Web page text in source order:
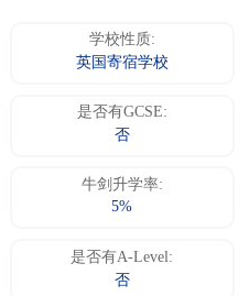
学校性质:
英国寄宿学校
是否有GCSE:
否
牛剑升学率:
5%
是否有A-Level:
否